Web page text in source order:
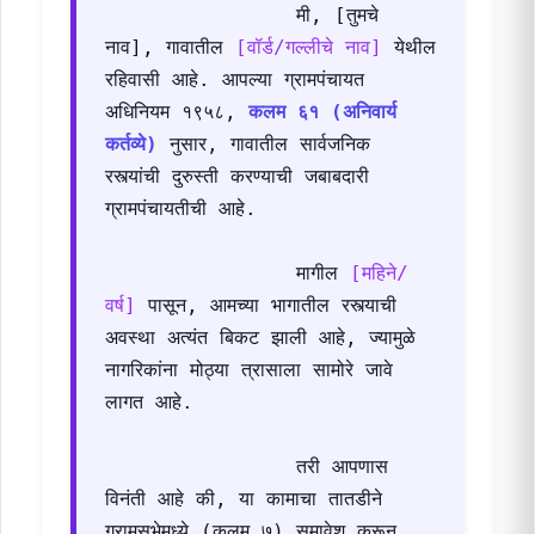
                मी, [तुमचे
नाव], गावातील
[वॉर्ड/गल्लीचे नाव]
येथील
रहिवासी आहे. आपल्या ग्रामपंचायत
अधिनियम १९५८, कलम ६१ (अनिवार्य
कर्तव्ये)
नुसार, गावातील सार्वजनिक
रस्त्यांची दुरुस्ती करण्याची जबाबदारी
ग्रामपंचायतीची आहे.
                मागील
[महिने/
वर्ष]
पासून, आमच्या भागातील रस्त्याची
अवस्था अत्यंत बिकट झाली आहे, ज्यामुळे
नागरिकांना मोठ्या त्रासाला सामोरे जावे
लागत आहे.
                तरी आपणास
विनंती आहे की, या कामाचा तातडीने